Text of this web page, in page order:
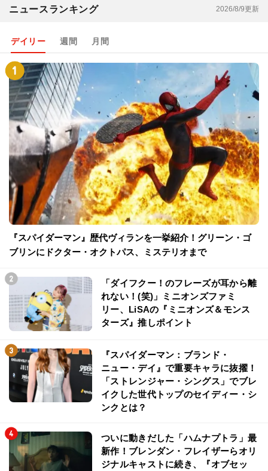
ニュースランキング 2026/8/9更新
デイリー 週間 月間
『スパイダーマン』歴代ヴィランを一挙紹介！グリーン・ゴ
ブリンにドクター・オクトパス、ミステリオまで
「ダイフクー！のフレーズが耳から離
れない！(笑)」ミニオンズファミ
リー、LiSAの『ミニオンズ＆モンス
ターズ』推しポイント
『スパイダーマン：ブランド・
ニュー・デイ』で重要キャラに抜擢！
「ストレンジャー・シングス」でブレ
イクした世代トップのセイディー・シ
ンクとは？
ついに動きだした「ハムナプトラ」最
新作！ブレンダン・フレイザーらオリ
ジナルキャストに続き、『オブセッ